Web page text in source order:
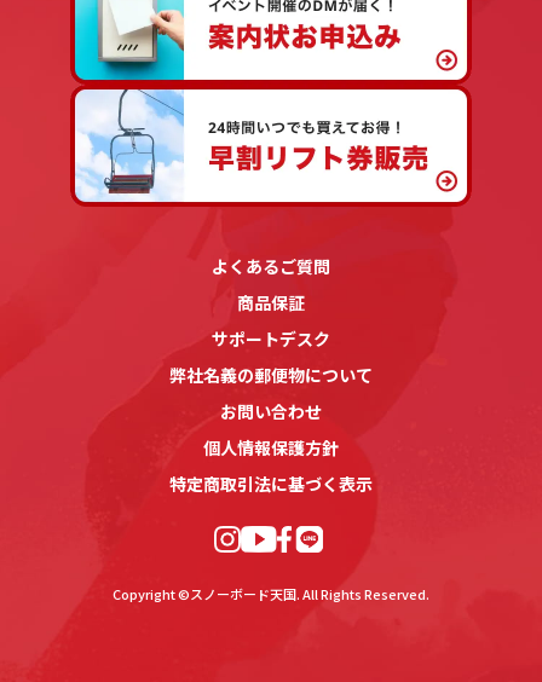
よくあるご質問
商品保証
サポートデスク
弊社名義の郵便物について
お問い合わせ
個人情報保護方針
特定商取引法に基づく表示
Copyright ©スノーボード天国. All Rights Reserved.